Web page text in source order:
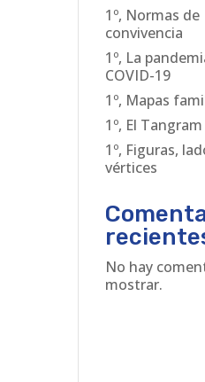
1º, Normas de
convivencia
1º, La
COVID-19
1º, Mapas
1º, El Tangram
1º, Figuras,
vértices
No hay
mostrar.